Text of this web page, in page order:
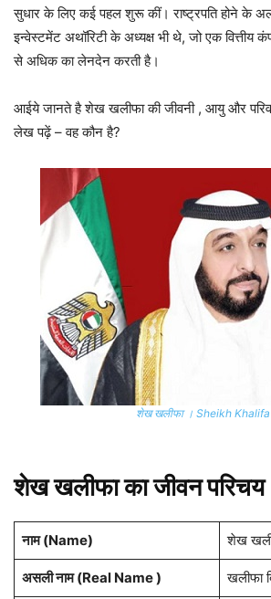
सुधार के लिए कई पहल शुरू कीं। राष्ट्रपति होने के
इन्वेस्टमेंट अथॉरिटी के अध्यक्ष भी थे, जो एक वित्तीय
से अधिक का लेनदेन करती है।
आईये जानते है शेख खलीफा की जीवनी , आयु और
लेख पढ़ें – वह कौन है?
शेख खलीफा । Sheikh Khalifa
शेख खलीफा का जीवन परिचय
नाम (Name) शेख
असली नाम (Real Name ) खलीफा